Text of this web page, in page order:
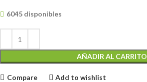
6045 disponibles
AÑADIR AL CARRITO
Compare Add to wishlist